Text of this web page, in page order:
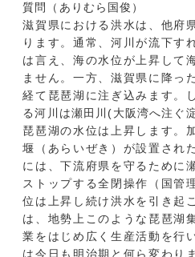
質問（ありむら国俊）
滋賀県における洪水は、他府
ります。通常、河川が流下す
は言え、海の水位が上昇して
ません。一方、滋賀県に降っ
経て琵琶湖に注ぎ込みます。
る河川は瀬田川(大阪湾へ注ぐ
琵琶湖の水位は上昇します。
堰（あらいぜき）が設置され
には、下流府県を守るために
ストップする全閉操作（国管
位は上昇し続け洪水を引き起
は、地勢上このような琵琶湖
業をはじめ広く生産活動を行
は今日も明治期と何ら変わり